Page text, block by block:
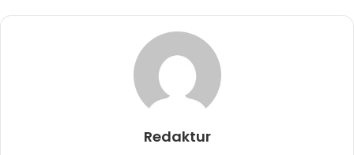
Redaktur